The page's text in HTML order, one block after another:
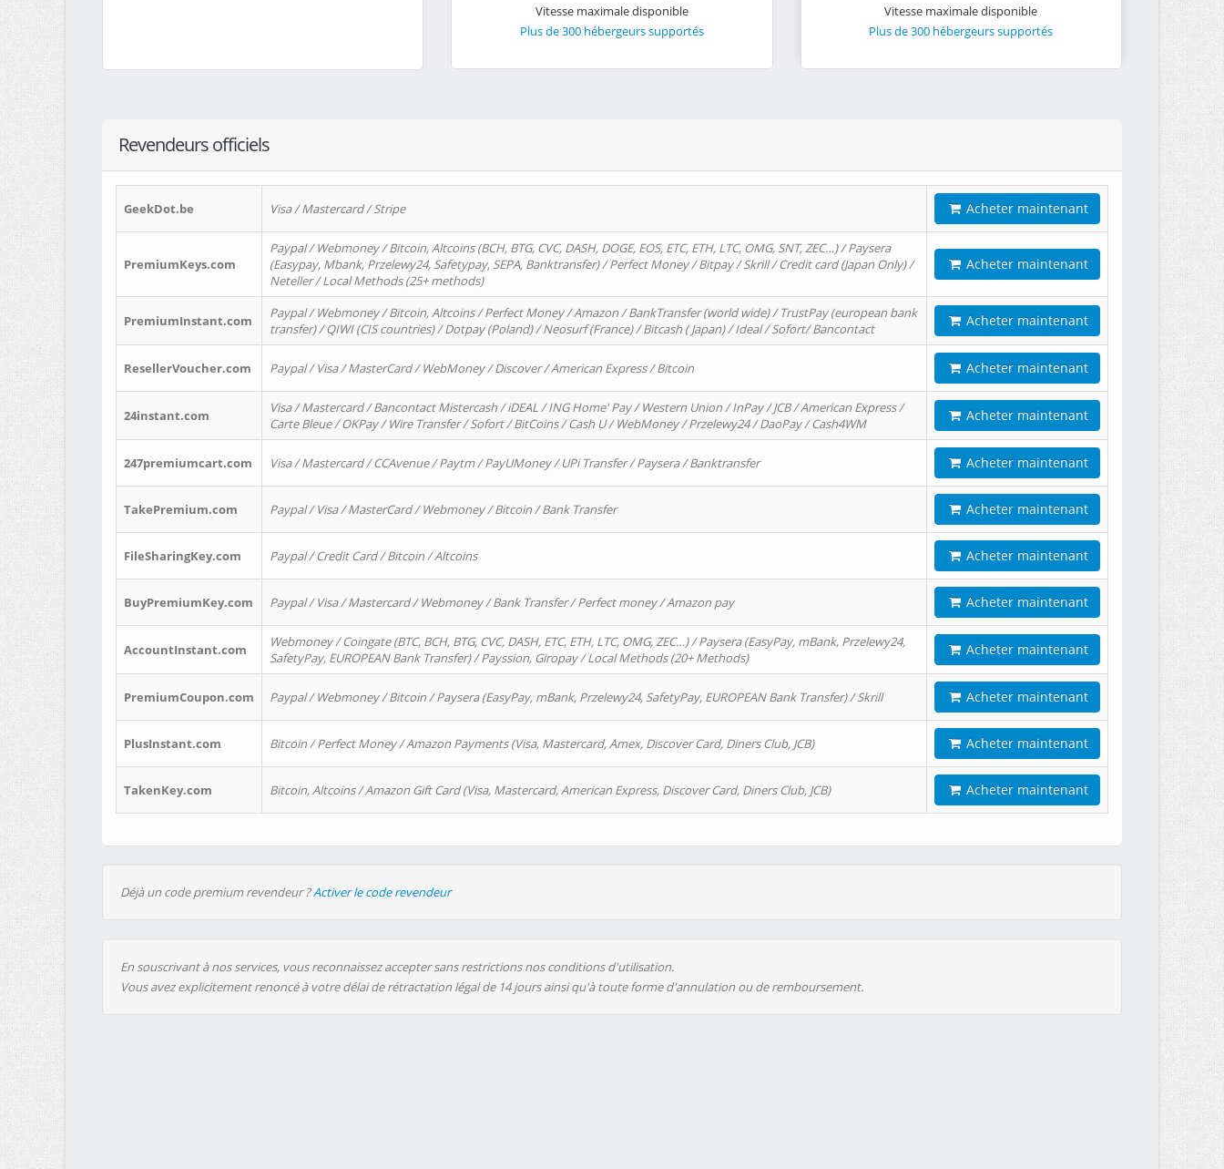
Vitesse maximale disponible
Plus de 300 hébergeurs supportés
Vitesse maximale disponible
Plus de 300 hébergeurs supportés
Revendeurs officiels
GeekDot.be Visa / Mastercard / Stripe Acheter maintenant
PremiumKeys.com
Paypal / Webmoney / Bitcoin, Altcoins (BCH, BTG, CVC, DASH, DOGE, EOS, ETC, ETH, LTC, OMG, SNT, ZEC…) / Paysera
(Easypay, Mbank, Przelewy24, Safetypay, SEPA, Banktransfer) / Perfect Money / Bitpay / Skrill / Credit card (Japan Only) /
Neteller / Local Methods (25+ methods)
Acheter maintenant
PremiumInstant.com
Paypal / Webmoney / Bitcoin, Altcoins / Perfect Money / Amazon / BankTransfer (world wide) / TrustPay (european bank
transfer) / QIWI (CIS countries) / Dotpay (Poland) / Neosurf (France) / Bitcash ( Japan) / Ideal / Sofort/ Bancontact
Acheter maintenant
ResellerVoucher.com Paypal / Visa / MasterCard / WebMoney / Discover / American Express / Bitcoin Acheter maintenant
24instant.com
Visa / Mastercard / Bancontact Mistercash / iDEAL / ING Home' Pay / Western Union / InPay / JCB / American Express /
Carte Bleue / OKPay / Wire Transfer / Sofort / BitCoins / Cash U / WebMoney / Przelewy24 / DaoPay / Cash4WM
Acheter maintenant
247premiumcart.com Visa / Mastercard / CCAvenue / Paytm / PayUMoney / UPi Transfer / Paysera / Banktransfer Acheter maintenant
TakePremium.com Paypal / Visa / MasterCard / Webmoney / Bitcoin / Bank Transfer Acheter maintenant
FileSharingKey.com Paypal / Credit Card / Bitcoin / Altcoins Acheter maintenant
BuyPremiumKey.com Paypal / Visa / Mastercard / Webmoney / Bank Transfer / Perfect money / Amazon pay Acheter maintenant
AccountInstant.com
Webmoney / Coingate (BTC, BCH, BTG, CVC, DASH, ETC, ETH, LTC, OMG, ZEC…) / Paysera (EasyPay, mBank, Przelewy24,
SafetyPay, EUROPEAN Bank Transfer) / Payssion, Giropay / Local Methods (20+ Methods)
Acheter maintenant
PremiumCoupon.com Paypal / Webmoney / Bitcoin / Paysera (EasyPay, mBank, Przelewy24, SafetyPay, EUROPEAN Bank Transfer) / Skrill Acheter maintenant
PlusInstant.com Bitcoin / Perfect Money / Amazon Payments (Visa, Mastercard, Amex, Discover Card, Diners Club, JCB) Acheter maintenant
TakenKey.com Bitcoin, Altcoins / Amazon Gift Card (Visa, Mastercard, American Express, Discover Card, Diners Club, JCB) Acheter maintenant
Déjà un code premium revendeur ?Activer le code revendeur
En souscrivant à nos services, vous reconnaissez accepter sans restrictions nos conditions d'utilisation.
Vous avez explicitement renoncé à votre délai de rétractation légal de 14 jours ainsi qu'à toute forme d'annulation ou de remboursement.